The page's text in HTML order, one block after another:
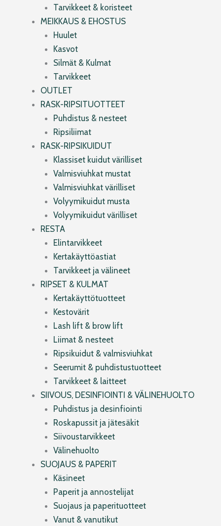
Tarvikkeet & koristeet
MEIKKAUS & EHOSTUS
Huulet
Kasvot
Silmät & Kulmat
Tarvikkeet
OUTLET
RASK-RIPSITUOTTEET
Puhdistus & nesteet
Ripsiliimat
RASK-RIPSIKUIDUT
Klassiset kuidut värilliset
Valmisviuhkat mustat
Valmisviuhkat värilliset
Volyymikuidut musta
Volyymikuidut värilliset
RESTA
Elintarvikkeet
Kertakäyttöastiat
Tarvikkeet ja välineet
RIPSET & KULMAT
Kertakäyttötuotteet
Kestovärit
Lash lift & brow lift
Liimat & nesteet
Ripsikuidut & valmisviuhkat
Seerumit & puhdistustuotteet
Tarvikkeet & laitteet
SIIVOUS, DESINFIOINTI & VÄLINEHUOLTO
Puhdistus ja desinfiointi
Roskapussit ja jätesäkit
Siivoustarvikkeet
Välinehuolto
SUOJAUS & PAPERIT
Käsineet
Paperit ja annostelijat
Suojaus ja paperituotteet
Vanut & vanutikut